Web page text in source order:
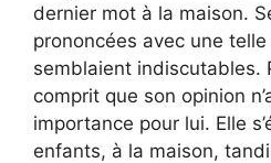
dernier mot à la maison.
prononcées avec une telle
semblaient indiscutables.
comprit que son opinion
importance pour lui. Elle
enfants, à la maison,